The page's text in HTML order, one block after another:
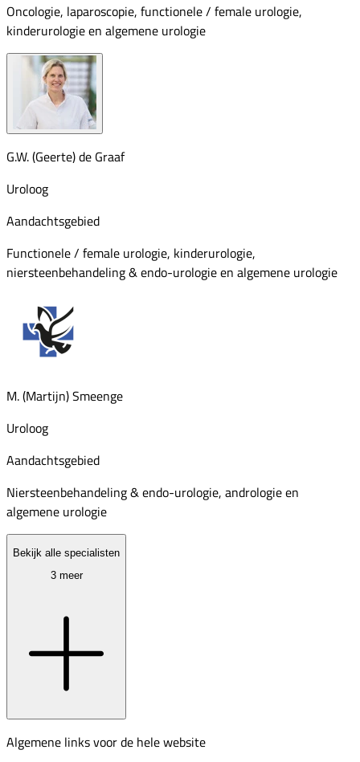
Oncologie, laparoscopie, functionele / female urologie,
kinderurologie en algemene urologie
G.W. (Geerte) de Graaf
Uroloog
Aandachtsgebied
Functionele / female urologie, kinderurologie,
niersteenbehandeling & endo-urologie en algemene urologie
M. (Martijn) Smeenge
Uroloog
Aandachtsgebied
Niersteenbehandeling & endo-urologie, andrologie en
algemene urologie
Bekijk alle specialisten
3 meer
Algemene links voor de hele website